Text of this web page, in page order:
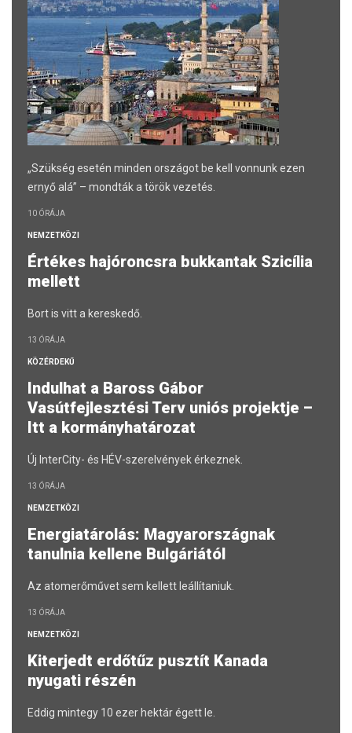
„Szükség esetén minden országot be kell vonnunk ezen
ernyő alá” – mondták a török vezetés.
10 ÓRÁJA
NEMZETKÖZI
Értékes hajóroncsra bukkantak Szicília
mellett
Bort is vitt a kereskedő.
13 ÓRÁJA
KÖZÉRDEKŰ
Indulhat a Baross Gábor
Vasútfejlesztési Terv uniós projektje –
Itt a kormányhatározat
Új InterCity- és HÉV-szerelvények érkeznek.
13 ÓRÁJA
NEMZETKÖZI
Energiatárolás: Magyarországnak
tanulnia kellene Bulgáriától
Az atomerőművet sem kellett leállítaniuk.
13 ÓRÁJA
NEMZETKÖZI
Kiterjedt erdőtűz pusztít Kanada
nyugati részén
Eddig mintegy 10 ezer hektár égett le.